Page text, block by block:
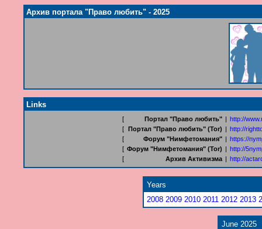
Архив портала "Право любить" - 2025
Links
[ Портал "Право любить"
http://
[
Портал "Право любить" (Tor)
http://
[
Форум "Нимфетомания"
https://
[ Форум "Нимфетомания" (Tor)
http://
[
Архив Активизма http://
Years
2008 2009 2010 2011 2012 2013
June 2025